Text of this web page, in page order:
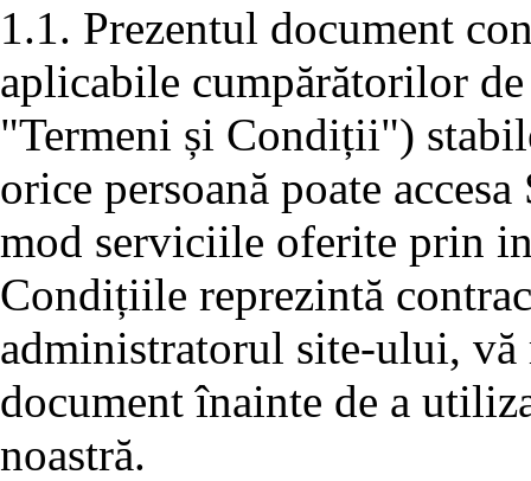
1.1. Prezentul document
aplicabile cumpărătorilor
"Termeni și Condiții")
orice persoană poate
mod serviciile oferite prin
Condițiile reprezintă
administratorul site-ului,
document înainte de a
noastră.